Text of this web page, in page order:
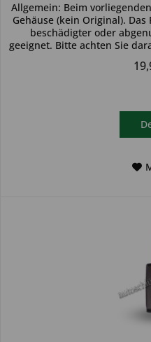
Allgemein: Beim
Gehäuse (kein Original).
beschädigter oder
geeignet. Bitte achten Sie